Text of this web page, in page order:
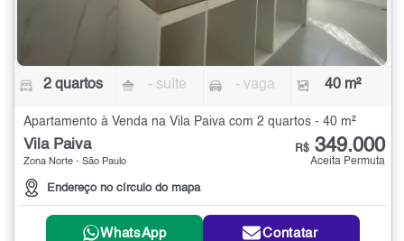
2 quartos - suíte - vaga 40 m²
Apartamento à Venda na Vila Paiva com 2 quartos - 40 m²
Vila Paiva
Zona Norte - São Paulo
Endereço no círculo do mapa
R$ 349.000
Aceita Permuta
WhatsApp Contatar